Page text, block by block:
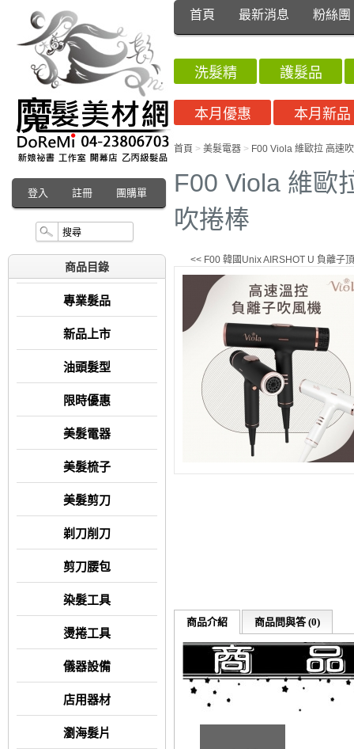
登入 註冊 團購單
首頁 最新消息 粉絲團
商品目錄
專業髮品
新品上市
油頭髮型
限時優惠
美髮電器
美髮梳子
美髮剪刀
剃刀削刀
剪刀腰包
染髮工具
燙捲工具
儀器設備
店用器材
瀏海髮片
洗髮精
護髮品
本月優惠
本月新品
首頁 > 美髮電器 > F00 Viola 維歐拉 高速
F00 Viola 維歐
吹捲棒
<< F00 韓國Unix AIRSHOT U 負離子
商品介紹 商品問與答 (0)